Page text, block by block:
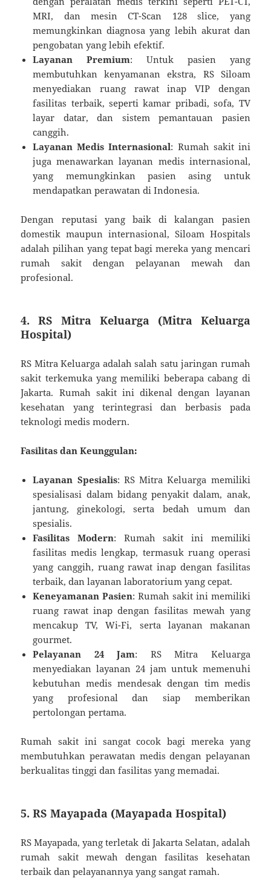
MRI, dan mesin CT-Scan 128 slice, yang
memungkinkan diagnosa yang lebih akurat dan
pengobatan yang lebih efektif.
Layanan Premium: Untuk pasien yang
membutuhkan kenyamanan ekstra, RS Siloam
menyediakan ruang rawat inap VIP dengan
fasilitas terbaik, seperti kamar pribadi, sofa, TV
layar datar, dan sistem pemantauan pasien
canggih.
Layanan Medis Internasional: Rumah sakit ini
juga menawarkan layanan medis internasional,
yang memungkinkan pasien asing untuk
mendapatkan perawatan di Indonesia.
Dengan reputasi yang baik di kalangan pasien
domestik maupun internasional, Siloam Hospitals
adalah pilihan yang tepat bagi mereka yang mencari
rumah sakit dengan pelayanan mewah dan
profesional.
4.RS Mitra Keluarga (Mitra Keluarga
Hospital)
RS Mitra Keluarga adalah salah satu jaringan rumah
sakit terkemuka yang memiliki beberapa cabang di
Jakarta. Rumah sakit ini dikenal dengan layanan
kesehatan yang terintegrasi dan berbasis pada
teknologi medis modern.
Fasilitas dan Keunggulan:
Layanan Spesialis: RS Mitra Keluarga memiliki
spesialisasi dalam bidang penyakit dalam, anak,
jantung, ginekologi, serta bedah umum dan
spesialis.
Fasilitas Modern: Rumah sakit ini memiliki
fasilitas medis lengkap, termasuk ruang operasi
yang canggih, ruang rawat inap dengan fasilitas
terbaik, dan layanan laboratorium yang cepat.
Keneyamanan Pasien: Rumah sakit ini memiliki
ruang rawat inap dengan fasilitas mewah yang
mencakup TV, Wi-Fi, serta layanan makanan
gourmet.
Pelayanan 24 Jam: RS Mitra Keluarga
menyediakan layanan 24 jam untuk memenuhi
kebutuhan medis mendesak dengan tim medis
yang profesional dan siap memberikan
pertolongan pertama.
Rumah sakit ini sangat cocok bagi mereka yang
membutuhkan perawatan medis dengan pelayanan
berkualitas tinggi dan fasilitas yang memadai.
5.RS Mayapada (Mayapada Hospital)
RS Mayapada, yang terletak di Jakarta Selatan, adalah
rumah sakit mewah dengan fasilitas kesehatan
terbaik dan pelayanannya yang sangat ramah.